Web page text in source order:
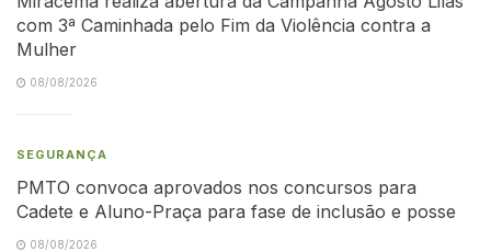
com 3ª Caminhada pelo Fim da Violência contra a
Mulher
08/08/2026
SEGURANÇA
PMTO convoca aprovados nos concursos para
Cadete e Aluno-Praça para fase de inclusão e posse
08/08/2026